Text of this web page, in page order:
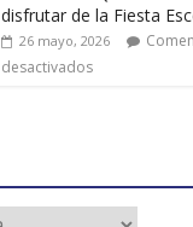
disfrutar de la Fiesta
26 mayo, 2026
desactivados